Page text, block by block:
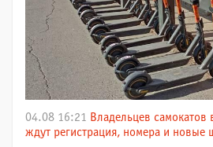
04.08 16:21 Владельцев самокатов
ждут регистрация, номера и новые